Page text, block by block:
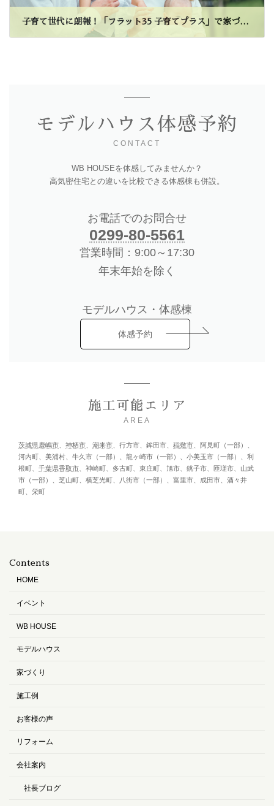
子育て世代に朗報！「フラット35 子育てプラス」で家づくりをもっと身近に
モデルハウス体感予約
CONTACT
WB HOUSEを体感してみませんか？
高気密住宅との違いを比較できる体感棟も併設。
お電話でのお問合せ
0299-80-5561
営業時間：9:00～17:30
年末年始を除く
モデルハウス・体感棟
体感予約
施工可能エリア
AREA
茨城県鹿嶋市 神栖市 潮来市 、行方市、鉾田市、 稲敷市 、阿見町（一部）、
河内町、美浦村、牛久市（一部）、龍ヶ崎市（一部）、小美玉市（一部）、利
根町、 千葉県香取市 、神崎町、多古町、東庄町、旭市、銚子市、匝瑳市、山武
市（一部）、芝山町、横芝光町、八街市（一部）、富里市、成田市、酒々井
町、栄町
Contents
HOME
イベント
WB HOUSE
モデルハウス
家づくり
施工例
お客様の声
リフォーム
会社案内
社長ブログ